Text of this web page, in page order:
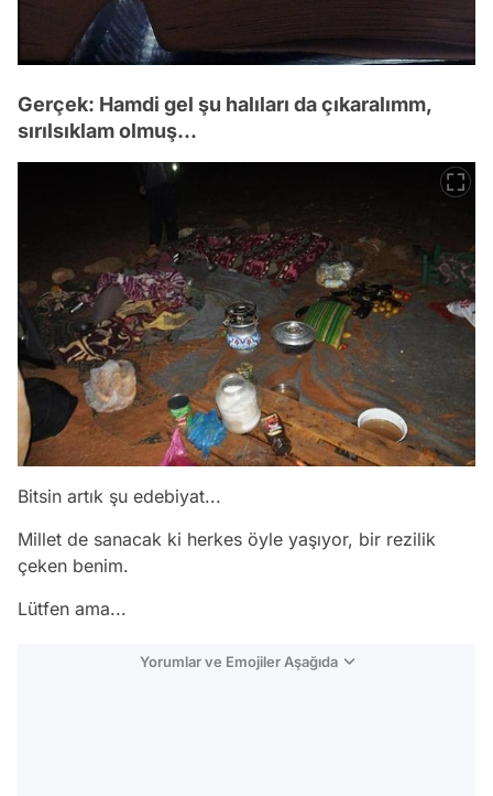
Gerçek: Hamdi gel şu halıları da çıkaralımm,
sırılsıklam olmuş...
Bitsin artık şu edebiyat...
Millet de sanacak ki herkes öyle yaşıyor, bir rezilik
çeken benim.
Lütfen ama...
Yorumlar ve Emojiler Aşağıda